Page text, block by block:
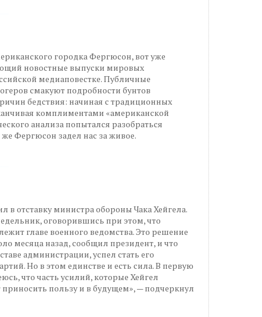
городка Фергюсон, вот уже
новостные выпуски мировых
медиаповестке. Публичные
смакуют подробности бунтов
бедствия: начиная с традиционных
комплиментами «американской
анализа попытался разобраться
Фергюсон задел нас за живое.
отставку министра обороны Чака Хейгела.
оговорившись при этом, что
главе военного ведомства. Это решение
месяца назад, сообщил президент, и что
администрации, успел стать его
Но в этом единстве и есть сила. В первую
что часть усилий, которые Хейгел
пользу и в будущем», — подчеркнул